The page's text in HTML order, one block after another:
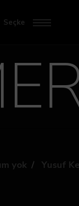
Seçke
yok Yusuf